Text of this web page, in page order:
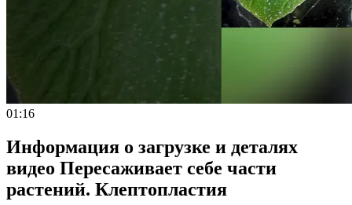
01:16
Информация о загрузке и деталях
видео Пересаживает себе части
растений. Клептопластия